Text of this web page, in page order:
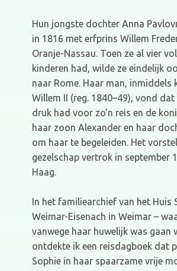
Hun jongste dochter Anna
in 1816 met erfprins Willem
Oranje-Nassau. Toen ze al vier
kinderen had, wilde ze eindelijk
naar Rome. Haar man, inmiddels
Willem II (reg. 1840–49), vond
druk had voor zo'n reis en de
haar zoon Alexander en haar
om haar te begeleiden. Het
gezelschap vertrok in september
Haag.
In het familiearchief van het Huis
Weimar-Eisenach in Weimar –
vanwege haar huwelijk was gaan
ontdekte ik een reisdagboek dat
Sophie in haar spaarzame vrije